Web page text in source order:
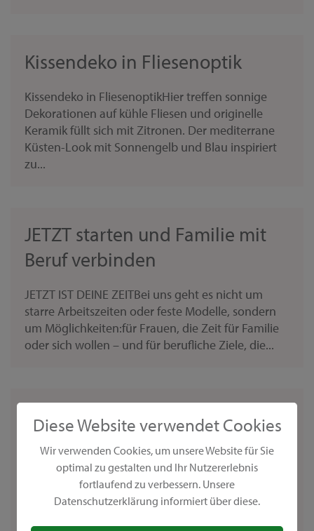
Diese Website verwendet Cookies
Wir verwenden Cookies, um unsere Website für Sie
optimal zu gestalten und Ihr Nutzererlebnis
fortlaufend zu verbessern. Unsere
Datenschutzerklärung informiert über diese.
Kissendeko in Fliesenoptik
Kissendeko in FliesenoptikHier treffen sonnige
Dekorationen auf kühle Fliesen und originelle
Keramik füllt sich mit Zitronen. Der mediterrane
Küsten-Look mit Sonnengelb und Blau inspiriert
zu...
JETZT starten und Familie mit
Beruf verbinden
JETZT IST DEINE ZEITBei uns geht es nicht um
starre Arbeitszeiten oder feste Modelle, sondern
um Möglichkeiten:für Frauen, die Zeit für Familie
oder sich wollen – und für berufliche Ziele, die...
Deine Vorteile als
selbstständige Berater:in bei
GONIS
Erfülle dir deine Träume als selbstständiger